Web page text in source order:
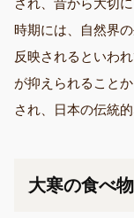
され、昔から大切
時期には、自然界
反映されるといわ
が抑えられること
され、日本の伝統
大寒の食べ